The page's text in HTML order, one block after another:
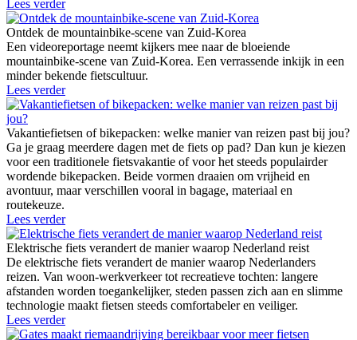
Lees verder
Ontdek de mountainbike-scene van Zuid-Korea
Een videoreportage neemt kijkers mee naar de bloeiende
mountainbike-scene van Zuid-Korea. Een verrassende inkijk in een
minder bekende fietscultuur.
Lees verder
Vakantiefietsen of bikepacken: welke manier van reizen past bij jou?
Ga je graag meerdere dagen met de fiets op pad? Dan kun je kiezen
voor een traditionele fietsvakantie of voor het steeds populairder
wordende bikepacken. Beide vormen draaien om vrijheid en
avontuur, maar verschillen vooral in bagage, materiaal en
routekeuze.
Lees verder
Elektrische fiets verandert de manier waarop Nederland reist
De elektrische fiets verandert de manier waarop Nederlanders
reizen. Van woon-werkverkeer tot recreatieve tochten: langere
afstanden worden toegankelijker, steden passen zich aan en slimme
technologie maakt fietsen steeds comfortabeler en veiliger.
Lees verder